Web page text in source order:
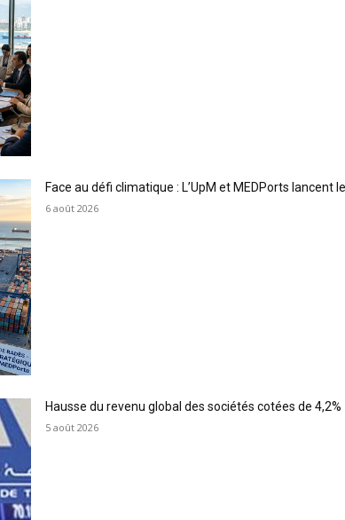
Face au défi climatique : L’UpM et MEDPorts lancent
6 août 2026
Hausse du revenu global des sociétés cotées de 4,2%
5 août 2026